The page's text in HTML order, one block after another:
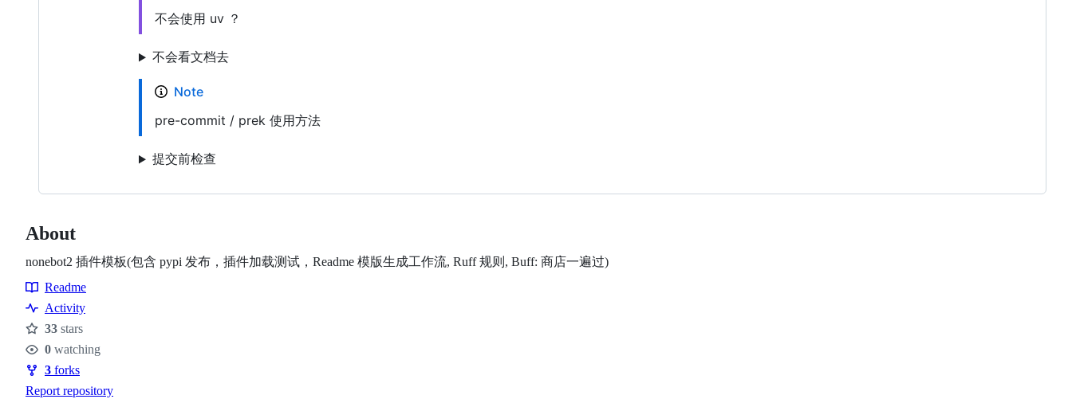
不会使用 uv ？
不会看文档去
Note
pre-commit / prek 使用方法
提交前检查
About
nonebot2 插件模板(包含 pypi 发布，插件加载测试，Readme 模版生成工作流, Ruff 规则, Buff: 商店一遍过)
Resources
Readme
Activity
Stars
33 stars
Watchers
0 watching
Forks
3 forks
Report repository